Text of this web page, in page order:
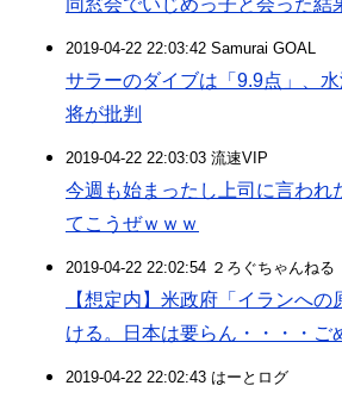
同窓会でいじめっ子と会った結
2019-04-22 22:03:42 Samurai GOAL
サラーのダイブは「9.9点」、
将が批判
2019-04-22 22:03:03 流速VIP
今週も始まったし上司に言われ
てこうぜｗｗｗ
2019-04-22 22:02:54 ２ろぐちゃんねる
【想定内】米政府「イランへ
ける。日本は要らん・・・・ご
2019-04-22 22:02:43 はーとログ